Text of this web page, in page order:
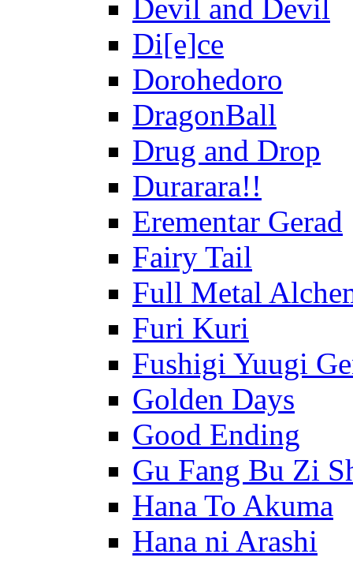
Devil and Devil
Di[e]ce
Dorohedoro
DragonBall
Drug and Drop
Durarara!!
Erementar Gerad
Fairy Tail
Full Metal
Furi Kuri
Fushigi Yuugi
Golden Days
Good Ending
Gu Fang Bu Zi
Hana To Akuma
Hana ni Arashi